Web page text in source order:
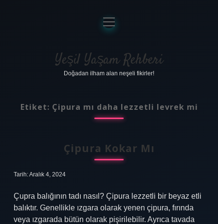
Anasayfa
Gizlilik Politikası
Yasal Uyarı
menüyü
aç
Yeşil Yaşam Rehberi
Doğadan ilham alan neşeli fikirler!
Etiket: Çipura mı daha lezzetli levrek mi
Çipura Kokar Mı
Tarih: Aralık 4, 2024
Çupra balığının tadı nasıl? Çipura lezzetli bir beyaz etli
balıktır. Genellikle ızgara olarak yenen çipura, fırında
veya ızgarada bütün olarak pişirilebilir. Ayrıca tavada